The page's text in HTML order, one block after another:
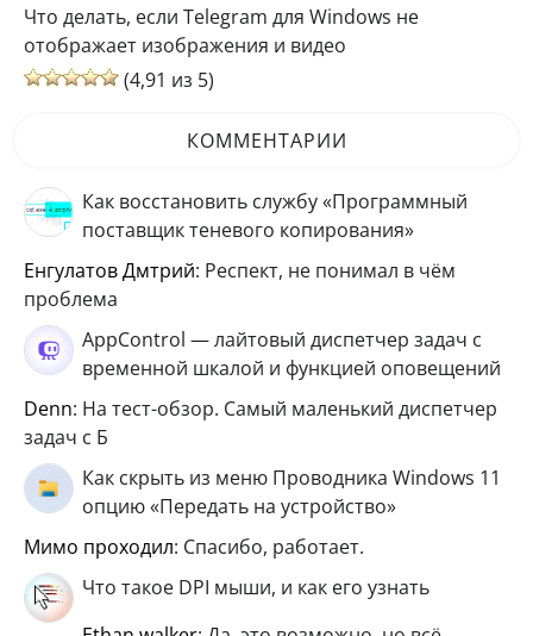
Что делать, если Telegram для Windows не
отображает изображения и видео
(4,91 из 5)
КОММЕНТАРИИ
Как восстановить службу «Программный
поставщик теневого копирования»
Енгулатов Дмтрий: Респект, не понимал в чём
проблема
AppControl — лайтовый диспетчер задач с
временной шкалой и функцией оповещений
Denn: На тест-обзор. Самый маленький диспетчер
задач с Б
Как скрыть из меню Проводника Windows 11
опцию «Передать на устройство»
мимо проходил: Спасибо, работает.
Что такое DPI мыши, и как его узнать